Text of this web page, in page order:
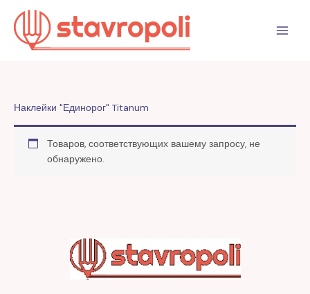
Перейти
содержимому
Наклейки "Единорог" Titanum
Товаров, соответствующих вашему запросу, не
обнаружено.